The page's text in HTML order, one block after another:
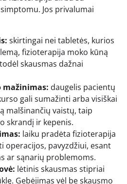
Jos privalumai
skirtingai nei tabletės, kurios
fizioterapija moko kūną
skausmas dažnai
daugelis pacientų
gali sumažinti arba visiškai
malšinančių vaistų, taip
skrandį ir kepenis.
laiku pradėta fizioterapija
operacijos, pavyzdžiui, esant
ar sąnarių problemoms.
lėtinis skausmas stipriai
Gebėjimas vėl be skausmo